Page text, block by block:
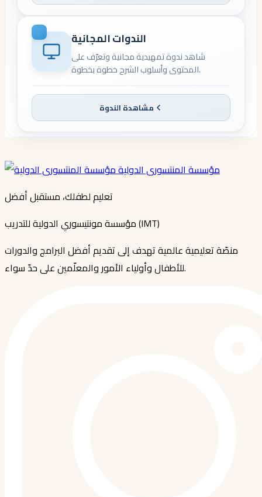
الندوات المجانية
شاهد ندوة تمهيدية مجانية وتعرّف على
المحتوى وأسلوب الشرح خطوة بخطوة.
مشاهدة الندوة
مؤسسة المنتسورى الدولية
تعليم لطفلك، مستقبل أفضل
مؤسسة مونتيسوري الدولية للتدريب (IMT)
منصّة تعليمية عالمية تهدف إلى تقديم أفضل البرامج والدورات
للأطفال وأولياء الأمور والمعلّمين على حدّ سواء.